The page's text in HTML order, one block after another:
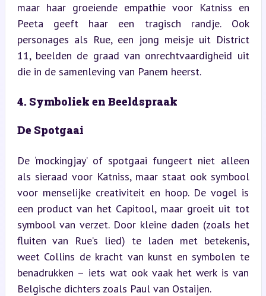
maar haar groeiende empathie voor Katniss en
Peeta geeft haar een tragisch randje. Ook
personages als Rue, een jong meisje uit District
11, beelden de graad van onrechtvaardigheid uit
die in de samenleving van Panem heerst.
4. Symboliek en Beeldspraak
De Spotgaai
De ‘mockingjay’ of spotgaai fungeert niet alleen
als sieraad voor Katniss, maar staat ook symbool
voor menselijke creativiteit en hoop. De vogel is
een product van het Capitool, maar groeit uit tot
symbool van verzet. Door kleine daden (zoals het
fluiten van Rue’s lied) te laden met betekenis,
weet Collins de kracht van kunst en symbolen te
benadrukken – iets wat ook vaak het werk is van
Belgische dichters zoals Paul van Ostaijen.